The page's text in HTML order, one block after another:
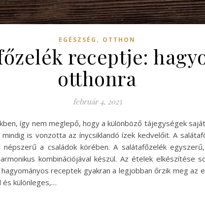
EGÉSZSÉG , OTTHON
receptje:
otthonra
február 4, 2025
így nem meglepő, hogy a különböző tájegységek
is vonzotta az ínycsiklandó ízek kedvelőit. A
a családok körében. A salátafőzelék
kombinációjával készül. Az ételek elkészítése
receptek gyakran a legjobban őrzik meg az
és különleges,…